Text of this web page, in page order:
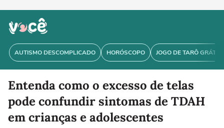
AUTISMO DESCOMPLICADO HORÓSCOPO JOGO DE TARÔ GRÁTIS
Entenda como o excesso de telas
pode confundir sintomas de TDAH
em crianças e adolescentes